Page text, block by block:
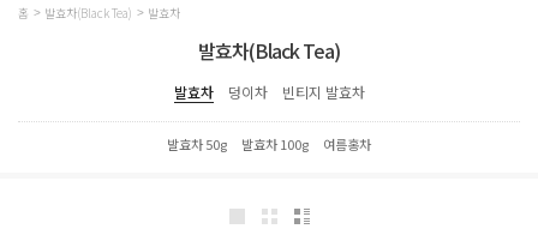
홈 발효차(Black Tea) 발효차
발효차(Black Tea)
발효차 덩이차 빈티지 발효차
발효차 50g 발효차 100g 여름홍차